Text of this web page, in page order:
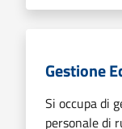
Gestione
Si occupa di
personale di